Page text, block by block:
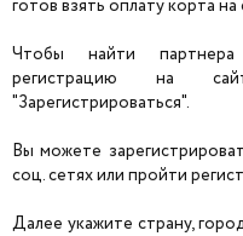
готов взять оплату корта на
Чтобы найти
регистрацию на
"Зарегистрироваться".
Вы можете
соц. сетях или пройти
Далее укажите страну,